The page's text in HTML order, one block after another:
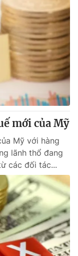
mới của Mỹ
Mỹ với hàng
lãnh thổ đang
các đối tác...